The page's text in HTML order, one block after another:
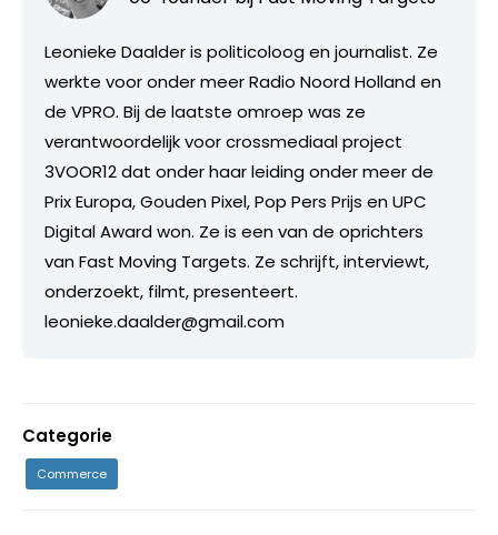
Leonieke Daalder is politicoloog en journalist. Ze
werkte voor onder meer Radio Noord Holland en
de VPRO. Bij de laatste omroep was ze
verantwoordelijk voor crossmediaal project
3VOOR12 dat onder haar leiding onder meer de
Prix Europa, Gouden Pixel, Pop Pers Prijs en UPC
Digital Award won. Ze is een van de oprichters
van Fast Moving Targets. Ze schrijft, interviewt,
onderzoekt, filmt, presenteert.
leonieke.daalder@gmail.com
Categorie
Commerce